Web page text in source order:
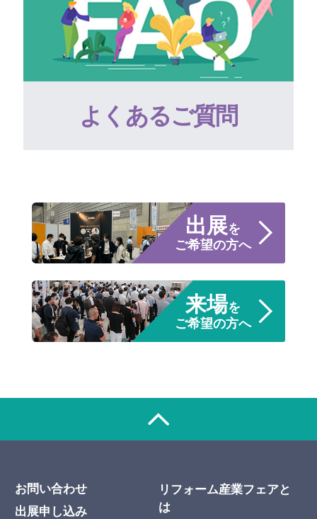
よくあるご質問
出展を
ご希望の方へ
来場を
ご希望の方へ
お問い合わせ
出展申し込み
リフォーム産業フェアと
は